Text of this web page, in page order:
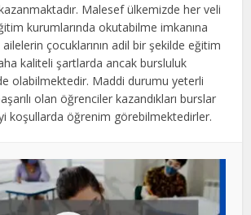
Malesef ülkemizde her veli
kurumlarında okutabilme imkanına
çocuklarının adil bir şekilde eğitim
kaliteli şartlarda ancak bursluluk
olabilmektedir. Maddi durumu yeterli
olan öğrenciler kazandıkları burslar
koşullarda öğrenim görebilmektedirler.